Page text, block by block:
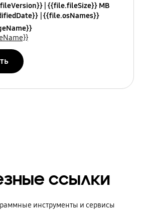
{{file.fileSize}} MB
{{file.osNames}}
ссылки
инструменты и сервисы